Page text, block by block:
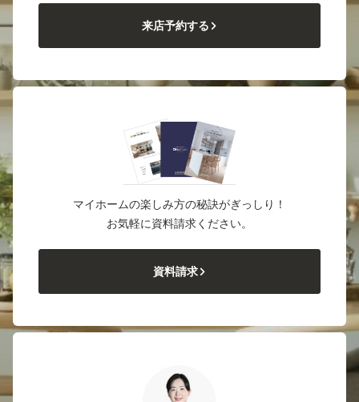
来店予約する
マイホームの楽しみ方の秘訣がぎっしり！
お気軽に資料請求ください。
資料請求